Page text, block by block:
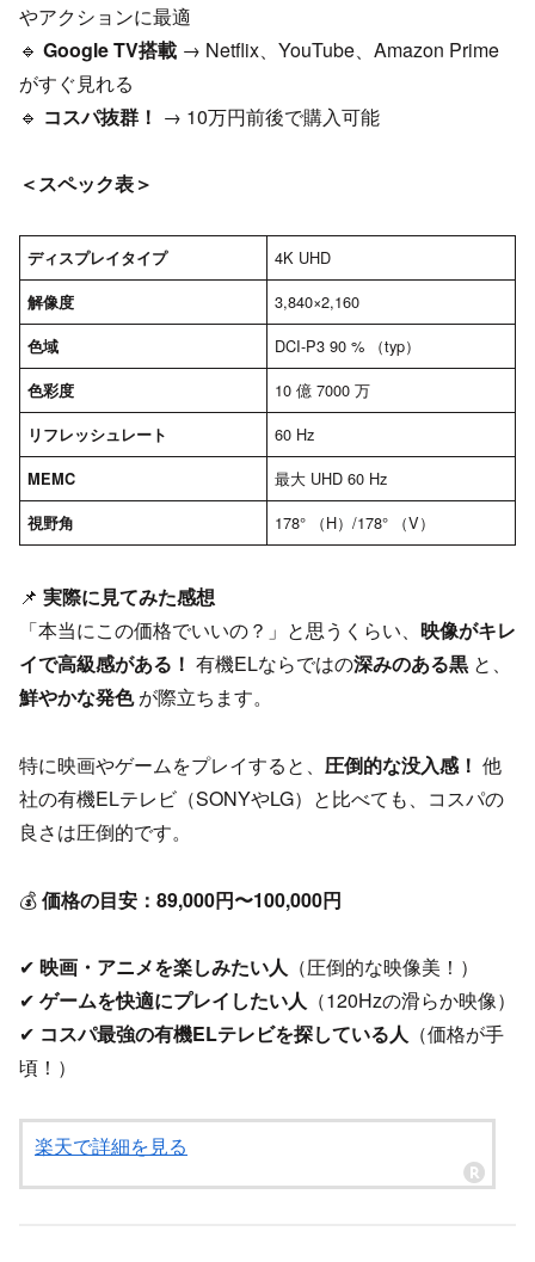
やアクションに最適
🔹 Google TV搭載 → Netflix、YouTube、Amazon Prime
がすぐ見れる
🔹 コスパ抜群！ → 10万円前後で購入可能
＜スペック表＞
ディスプレイタイプ 4K UHD
解像度 3,840×2,160
色域 DCI-P3 90 % （typ）
色彩度 10 億 7000 万
リフレッシュレート 60 Hz
MEMC 最大 UHD 60 Hz
視野角 178° （H）/178° （V）
📌 実際に見てみた感想
「本当にこの価格でいいの？」と思うくらい、 映像がキレ
イで高級感がある！ 有機ELならではの深みのある黒 と、
鮮やかな発色が際立ちます。
特に映画やゲームをプレイすると、 圧倒的な没入感！ 他
社の有機ELテレビ（SONYやLG）と比べても、コスパの
良さは圧倒的です。
💰価格の目安：89,000円〜100,000円
✔ 映画・アニメを楽しみたい人 （圧倒的な映像美！）
✔ ゲームを快適にプレイしたい人 （120Hzの滑らか映像）
✔ コスパ最強の有機ELテレビを探している人 （価格が手
頃！）
楽天で詳細を見る